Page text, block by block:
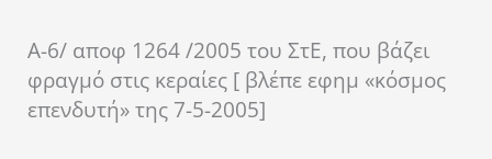
Α-6/ αποφ 1264 /2005 του ΣτΕ, που βάζει
φραγμό στις κεραίες [ βλέπε εφημ «κόσμος
επενδυτή» της 7-5-2005]